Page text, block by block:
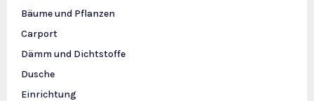
Bäume und Pflanzen
Carport
Dämm und Dichtstoffe
Dusche
Einrichtung